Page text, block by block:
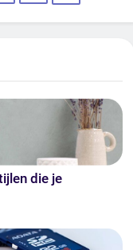
die je